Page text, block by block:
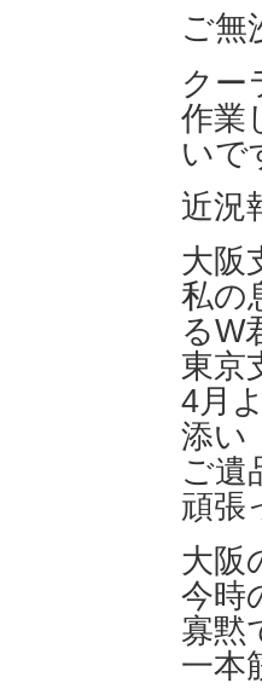
ご無
クー
作業
いで
近況
大阪
私の
るW
東京
4月
添い
ご遺
頑張
大阪
今時
寡黙
一本